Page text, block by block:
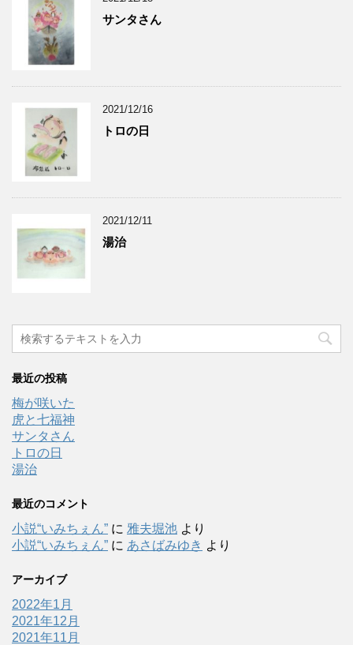
サンタさん
2021/12/16
トロの日
2021/12/11
湯治
最近の投稿
梅が咲いた
虎と七福神
サンタさん
トロの日
湯治
最近のコメント
小説“いみちぇん” に 雅夫堀池 より
小説“いみちぇん” に あさばみゆき より
アーカイブ
2022年1月
2021年12月
2021年11月